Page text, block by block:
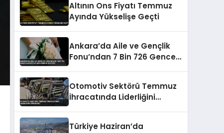
Altının Ons Fiyatı Temmuz
Ayında Yükselişe Geçti
Ankara’da Aile ve Gençlik
Fonu’ndan 7 Bin 726 Gence
Otomotiv Sektörü Temmuz
İhracatında Liderliğini
Türkiye Haziran’da